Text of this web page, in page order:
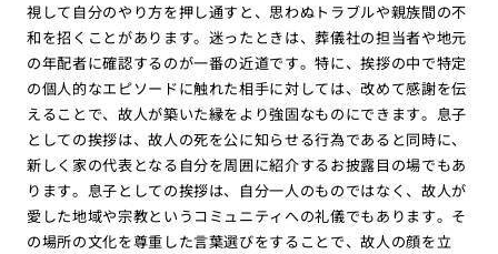
視して自分のやり方を押し通すと、思わぬトラブルや親族間の不
和を招くことがあります。迷ったときは、葬儀社の担当者や地元
の年配者に確認するのが一番の近道です。特に、挨拶の中で特定
の個人的なエピソードに触れた相手に対しては、改めて感謝を伝
えることで、故人が築いた縁をより強固なものにできます。息子
としての挨拶は、故人の死を公に知らせる行為であると同時に、
新しく家の代表となる自分を周囲に紹介するお披露目の場でもあ
ります。息子としての挨拶は、自分一人のものではなく、故人が
愛した地域や宗教というコミュニティへの礼儀でもあります。そ
の場所の文化を尊重した言葉選びをすることで、故人の顔を立